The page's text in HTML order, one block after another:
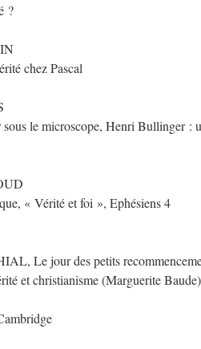
?
chez Pascal
le microscope, Henri Bullinger :
« Vérité et foi », Ephésiens 4
Le jour des petits
et christianisme (Marguerite Baude)